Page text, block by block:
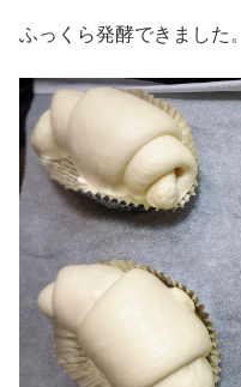
ふっくら発酵できました。